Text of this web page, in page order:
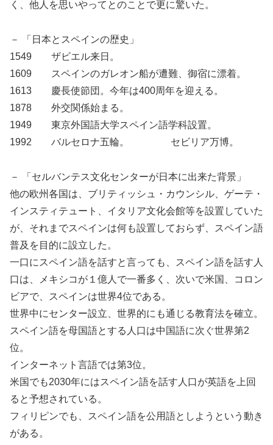
く、他人を思いやってとのことで更に驚いた。
－ 「日本とスペインの歴史」
1549 ザビエル来日。
1609 スペインのガレオン船が遭難、御宿に漂着。
1613 慶長使節団。今年は400周年を迎える。
1878 外交関係始まる。
1949 東京外国語大学スペイン語学科設置。
1992 バルセロナ五輪。 セビリア万博。
－ 「セルバンテス文化センターが日本に出来た背景」
他の欧州各国は、ブリティッシュ・カウンシル、ゲーテ・
インスティテュート、イタリア文化会館等を設置していた
が、それまでスペインは何も設置しておらず、スペイン語
普及を目的に設立した。
一口にスペイン語を話すと言っても、スペイン語を話す人
口は、メキシコが１億人で一番多く、次いで米国、コロン
ビアで、スペインは世界4位である。
世界中にセンター設立、世界的にも通じる教育法を確立。
スペイン語を母国語とする人口は中国語に次ぐ世界第2
位。
インターネット言語では第3位。
米国でも2030年にはスペイン語を話す人口が英語を上回
ると予想されている。
フィリピンでも、スペイン語を公用語としようという動き
がある。